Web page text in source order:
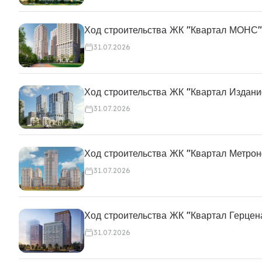
Ход строительства ЖК "Квартал МОНС"
31.07.2026
Ход строительства ЖК "Квартал
31.07.2026
Ход строительства ЖК "Квартал
31.07.2026
Ход строительства ЖК "Квартал
31.07.2026